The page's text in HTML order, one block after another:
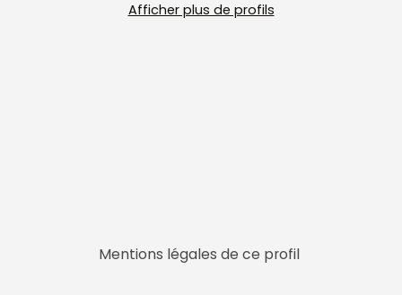
Afficher plus de profils
Mentions légales de ce profil